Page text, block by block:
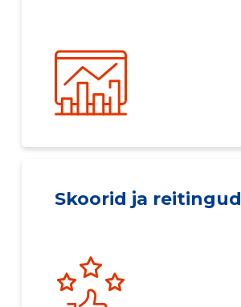
Skoorid ja reitingud